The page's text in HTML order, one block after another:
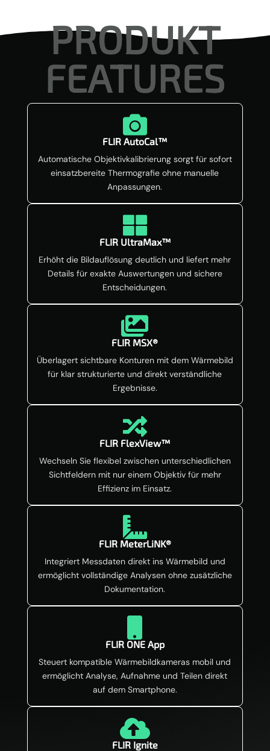
PRODUKT
FEATURES

FLIR AutoCal™
Automatische Objektivkalibrierung sorgt für sofort
einsatzbereite Thermografie ohne manuelle
Anpassungen.

FLIR UltraMax™
Erhöht die Bildauflösung deutlich und liefert mehr
Details für exakte Auswertungen und sichere
Entscheidungen.

FLIR MSX®
Überlagert sichtbare Konturen mit dem Wärmebild
für klar strukturierte und direkt verständliche
Ergebnisse.

FLIR FlexView™
Wechseln Sie flexibel zwischen unterschiedlichen
Sichtfeldern mit nur einem Objektiv für mehr
Effizienz im Einsatz.

FLIR MeterLiNK®
Integriert Messdaten direkt ins Wärmebild und
ermöglicht vollständige Analysen ohne zusätzliche
Dokumentation.
FLIR ONE App
Steuert kompatible Wärmebildkameras mobil und
ermöglicht Analyse, Aufnahme und Teilen direkt
auf dem Smartphone.

FLIR Ignite